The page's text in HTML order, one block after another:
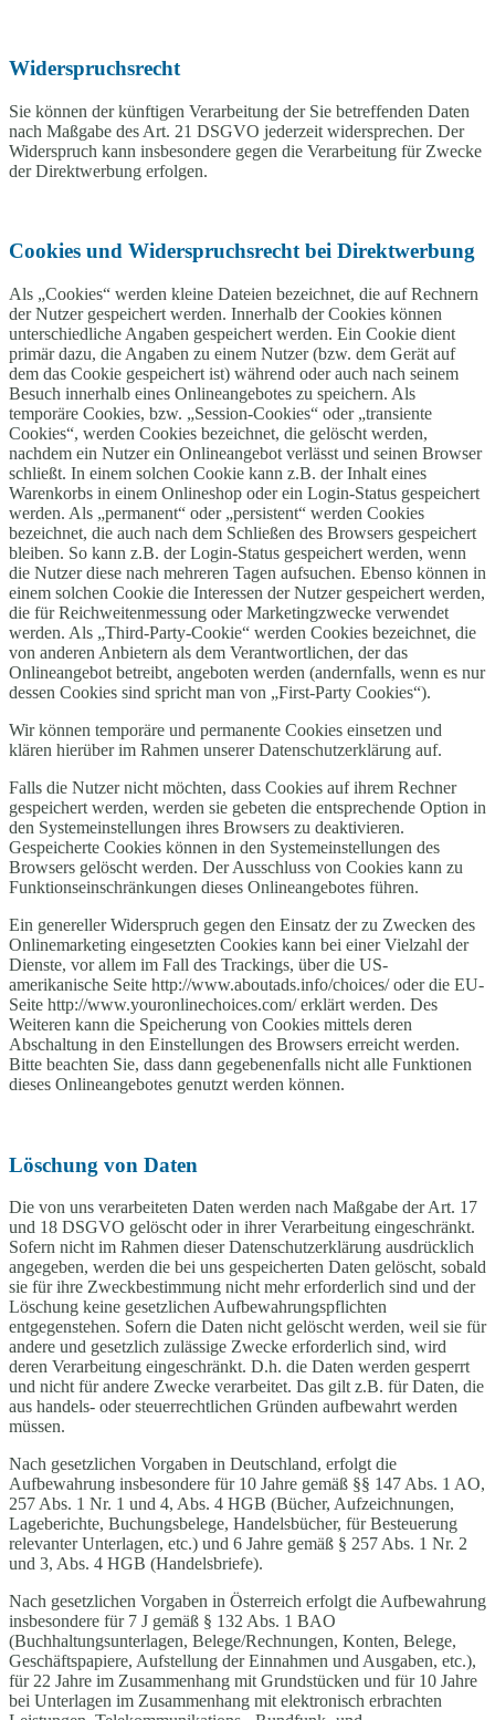
Widerspruchsrecht
Sie können der künftigen Verarbeitung der Sie betreffenden Daten
nach Maßgabe des Art. 21 DSGVO jederzeit widersprechen. Der
Widerspruch kann insbesondere gegen die Verarbeitung für Zwecke
der Direktwerbung erfolgen.
Cookies und Widerspruchsrecht bei Direktwerbung
Als „Cookies“ werden kleine Dateien bezeichnet, die auf Rechnern
der Nutzer gespeichert werden. Innerhalb der Cookies können
unterschiedliche Angaben gespeichert werden. Ein Cookie dient
primär dazu, die Angaben zu einem Nutzer (bzw. dem Gerät auf
dem das Cookie gespeichert ist) während oder auch nach seinem
Besuch innerhalb eines Onlineangebotes zu speichern. Als
temporäre Cookies, bzw. „Session-Cookies“ oder „transiente
Cookies“, werden Cookies bezeichnet, die gelöscht werden,
nachdem ein Nutzer ein Onlineangebot verlässt und seinen Browser
schließt. In einem solchen Cookie kann z.B. der Inhalt eines
Warenkorbs in einem Onlineshop oder ein Login-Status gespeichert
werden. Als „permanent“ oder „persistent“ werden Cookies
bezeichnet, die auch nach dem Schließen des Browsers gespeichert
bleiben. So kann z.B. der Login-Status gespeichert werden, wenn
die Nutzer diese nach mehreren Tagen aufsuchen. Ebenso können in
einem solchen Cookie die Interessen der Nutzer gespeichert werden,
die für Reichweitenmessung oder Marketingzwecke verwendet
werden. Als „Third-Party-Cookie“ werden Cookies bezeichnet, die
von anderen Anbietern als dem Verantwortlichen, der das
Onlineangebot betreibt, angeboten werden (andernfalls, wenn es nur
dessen Cookies sind spricht man von „First-Party Cookies“).
Wir können temporäre und permanente Cookies einsetzen und
klären hierüber im Rahmen unserer Datenschutzerklärung auf.
Falls die Nutzer nicht möchten, dass Cookies auf ihrem Rechner
gespeichert werden, werden sie gebeten die entsprechende Option in
den Systemeinstellungen ihres Browsers zu deaktivieren.
Gespeicherte Cookies können in den Systemeinstellungen des
Browsers gelöscht werden. Der Ausschluss von Cookies kann zu
Funktionseinschränkungen dieses Onlineangebotes führen.
Ein genereller Widerspruch gegen den Einsatz der zu Zwecken des
Onlinemarketing eingesetzten Cookies kann bei einer Vielzahl der
Dienste, vor allem im Fall des Trackings, über die US-
amerikanische Seite http://www.aboutads.info/choices/ oder die EU-
Seite http://www.youronlinechoices.com/ erklärt werden. Des
Weiteren kann die Speicherung von Cookies mittels deren
Abschaltung in den Einstellungen des Browsers erreicht werden.
Bitte beachten Sie, dass dann gegebenenfalls nicht alle Funktionen
dieses Onlineangebotes genutzt werden können.
Löschung von Daten
Die von uns verarbeiteten Daten werden nach Maßgabe der Art. 17
und 18 DSGVO gelöscht oder in ihrer Verarbeitung eingeschränkt.
Sofern nicht im Rahmen dieser Datenschutzerklärung ausdrücklich
angegeben, werden die bei uns gespeicherten Daten gelöscht, sobald
sie für ihre Zweckbestimmung nicht mehr erforderlich sind und der
Löschung keine gesetzlichen Aufbewahrungspflichten
entgegenstehen. Sofern die Daten nicht gelöscht werden, weil sie für
andere und gesetzlich zulässige Zwecke erforderlich sind, wird
deren Verarbeitung eingeschränkt. D.h. die Daten werden gesperrt
und nicht für andere Zwecke verarbeitet. Das gilt z.B. für Daten, die
aus handels- oder steuerrechtlichen Gründen aufbewahrt werden
müssen.
Nach gesetzlichen Vorgaben in Deutschland, erfolgt die
Aufbewahrung insbesondere für 10 Jahre gemäß §§ 147 Abs. 1 AO,
257 Abs. 1 Nr. 1 und 4, Abs. 4 HGB (Bücher, Aufzeichnungen,
Lageberichte, Buchungsbelege, Handelsbücher, für Besteuerung
relevanter Unterlagen, etc.) und 6 Jahre gemäß § 257 Abs. 1 Nr. 2
und 3, Abs. 4 HGB (Handelsbriefe).
Nach gesetzlichen Vorgaben in Österreich erfolgt die Aufbewahrung
insbesondere für 7 J gemäß § 132 Abs. 1 BAO
(Buchhaltungsunterlagen, Belege/Rechnungen, Konten, Belege,
Geschäftspapiere, Aufstellung der Einnahmen und Ausgaben, etc.),
für 22 Jahre im Zusammenhang mit Grundstücken und für 10 Jahre
bei Unterlagen im Zusammenhang mit elektronisch erbrachten